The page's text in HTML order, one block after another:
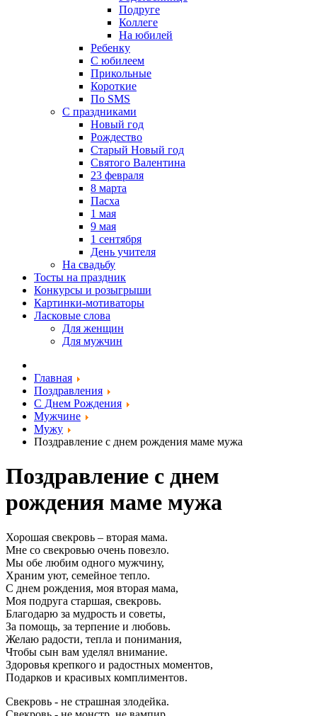
Подруге
Коллеге
На юбилей
Ребенку
С юбилеем
Прикольные
Короткие
По SMS
С праздниками
Новый год
Рождество
Старый Новый год
Святого Валентина
23 февраля
8 марта
Пасха
1 мая
9 мая
1 сентября
День учителя
На свадьбу
Тосты на праздник
Конкурсы и розыгрыши
Картинки-мотиваторы
Ласковые слова
Для женщин
Для мужчин
Главная
Поздравления
С Днем Рождения
Мужчине
Мужу
Поздравление с днем рождения маме мужа
Поздравление с днем
рождения маме мужа
Хорошая свекровь – вторая мама.
Мне со свекровью очень повезло.
Мы обе любим одного мужчину,
Храним уют, семейное тепло.
С днем рождения, моя вторая мама,
Моя подруга старшая, свекровь.
Благодарю за мудрость и советы,
За помощь, за терпение и любовь.
Желаю радости, тепла и понимания,
Чтобы сын вам уделял внимание.
Здоровья крепкого и радостных моментов,
Подарков и красивых комплиментов.
Свекровь - не страшная злодейка.